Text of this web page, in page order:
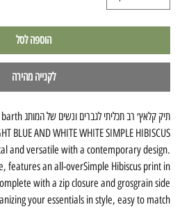
הוספה לסל
לקנייה מהירה
תיק קלאץ׳ רב תכליתי לגברים ונשים של המותג mc2 Saint barth
BLUE AND WHITE WHITE SIMPLE HIBISCUS
and versatile with a contemporary design.
features an all-overSimple Hibiscus print in
with a zip closure and grosgrain side
your essentials in style, easy to match